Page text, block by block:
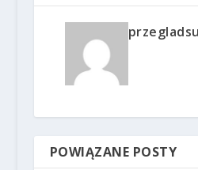
POWIĄZANE POSTY